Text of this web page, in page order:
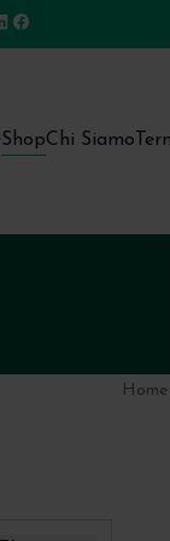
ShopChi Siamo
Home